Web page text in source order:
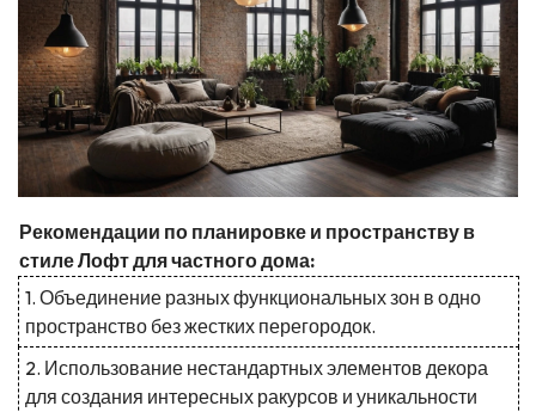
Рекомендации по планировке и пространству в
стиле Лофт для частного дома:
1. Объединение разных функциональных зон в одно
пространство без жестких перегородок.
2. Использование нестандартных элементов декора
для создания интересных ракурсов и уникальности